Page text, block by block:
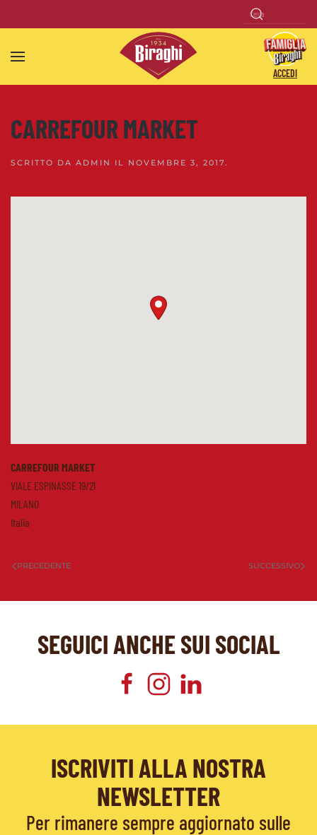
Skip to main content
ACCEDI
CARREFOUR MARKET
SCRITTO DA ADMIN IL NOVEMBRE 3, 2017.
CARREFOUR MARKET
VIALE ESPINASSE 19/21
MILANO
Italia
PRECEDENTE SUCCESSIVO
SEGUICI ANCHE SUI SOCIAL
ISCRIVITI ALLA NOSTRA
NEWSLETTER
Per rimanere sempre aggiornato sulle